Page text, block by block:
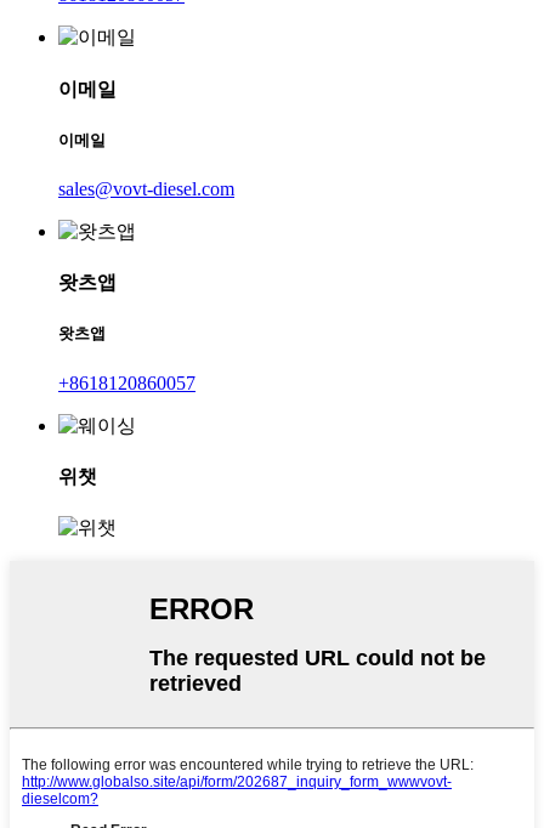
이메일
이메일
sales@vovt-diesel.com
왓츠앱
왓츠앱
+8618120860057
위챗